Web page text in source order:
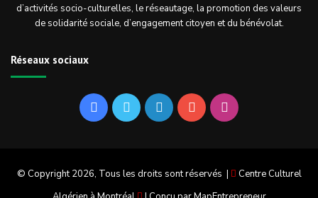
d’activités socio-culturelles, le réseautage, la promotion des valeurs
de solidarité sociale, d’engagement citoyen et du bénévolat.
Réseaux sociaux
FacebookTwitterLinkedinYouTubeInstagram
© Copyright 2026, Tous les droits sont réservés |
Centre Culturel